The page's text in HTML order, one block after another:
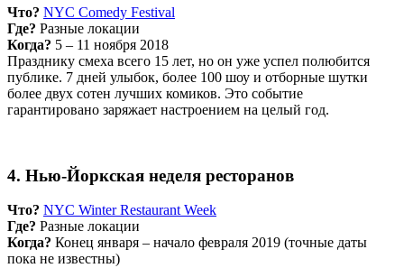
Что? NYC Comedy Festival
Где? Разные локации
Когда? 5 – 11 ноября 2018
Празднику смеха всего 15 лет, но он уже успел полюбится
публике. 7 дней улыбок, более 100 шоу и отборные шутки
более двух сотен лучших комиков. Это событие
гарантировано заряжает настроением на целый год.
4. Нью-Йоркская неделя ресторанов
Что? NYC Winter Restaurant Week
Где? Разные локации
Когда? Конец января – начало февраля 2019 (точные даты
пока не известны)